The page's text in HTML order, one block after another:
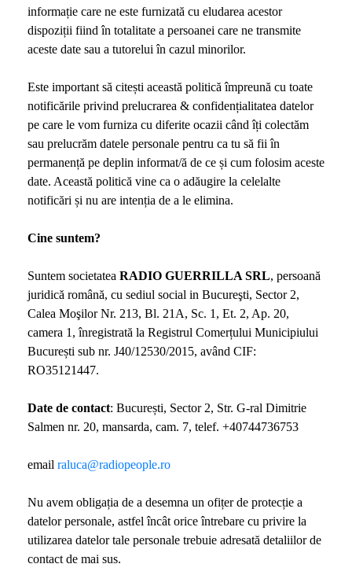
informație care ne este furnizată cu eludarea acestor
dispoziții fiind în totalitate a persoanei care ne transmite
aceste date sau a tutorelui în cazul minorilor.
Este important să citești această politică împreună cu toate
notificările privind prelucrarea & confidențialitatea datelor
pe care le vom furniza cu diferite ocazii când îți colectăm
sau prelucrăm datele personale pentru ca tu să fii în
permanență pe deplin informat/ă de ce și cum folosim aceste
date. Această politică vine ca o adăugire la celelalte
notificări și nu are intenția de a le elimina.
Cine suntem?
Suntem societatea RADIO GUERRILLA SRL, persoană
juridică română, cu sediul social in Bucureşti, Sector 2,
Calea Moşilor Nr. 213, Bl. 21A, Sc. 1, Et. 2, Ap. 20,
camera 1, înregistrată la Registrul Comerțului Municipiului
București sub nr. J40/12530/2015, având CIF:
RO35121447.
Date de contact: București, Sector 2, Str. G-ral Dimitrie
Salmen nr. 20, mansarda, cam. 7, telef. +40744736753
email raluca@radiopeople.ro
Nu avem obligația de a desemna un ofițer de protecție a
datelor personale, astfel încât orice întrebare cu privire la
utilizarea datelor tale personale trebuie adresată detaliilor de
contact de mai sus.